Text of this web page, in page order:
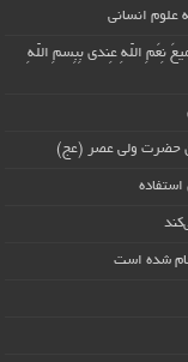
انسانی
نِعَمِ اللّهِ عِندی بِبِسمِ اللّهِ
حضرت ولی عصر (عج)
شده است